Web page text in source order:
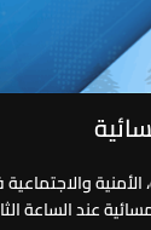
الأمنية
عند الساعة